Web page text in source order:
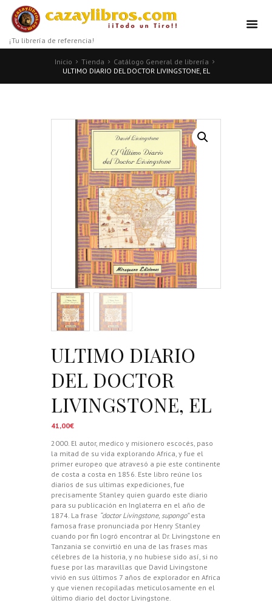
¡Tu librería de referencia!
Inicio Tienda
Catálogo General de librería
ULTIMO DIARIO DEL DOCTOR LIVINGSTONE, EL
ULTIMO DIARIO
DEL DOCTOR
LIVINGSTONE, EL
41,00€
2000. El autor, medico y misionero escocés, paso
la mitad de su vida explorando Africa, y fue el
primer europeo que atravesó a pie este continente
de costa a costa en 1856. Este libro reúne los
diarios de sus ultimas expediciones, fue
precisamente Stanley quien guardo este diario
para su publicación en Inglaterra en el año de
1874. La frase “doctor Livingstone, supongo”esta
famosa frase pronunciada por Henry Stanley
cuando por fin logró encontrar al Dr. Livingstone en
Tanzania se convirtió en una de las frases mas
célebres de la historia, y no hubiese sido así, si no
fuese por las maravillas que David Livingstone
vivió en sus últimos 7 años de explorador en Africa
y que vienen recopiladas meticulosamente en el
último diario del doctor Livingstone.